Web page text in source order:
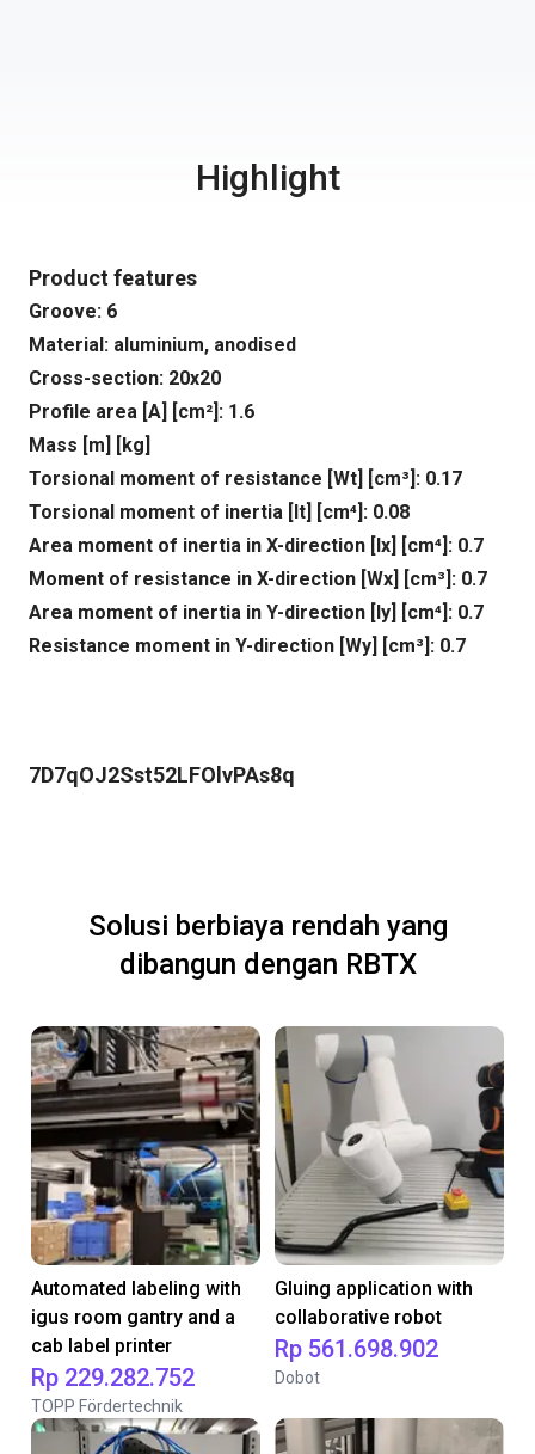
Highlight
Product features
Groove: 6
Material: aluminium, anodised
Cross-section: 20x20
Profile area [A] [cm²]: 1.6
Mass [m] [kg]
Torsional moment of resistance [Wt] [cm³]: 0.17
Torsional moment of inertia [It] [cm⁴]: 0.08
Area moment of inertia in X-direction [lx] [cm⁴]: 0.7
Moment of resistance in X-direction [Wx] [cm³]: 0.7
Area moment of inertia in Y-direction [ly] [cm⁴]: 0.7
Resistance moment in Y-direction [Wy] [cm³]: 0.7
7D7qOJ2Sst52LFOlvPAs8q
Solusi berbiaya rendah yang
dibangun dengan RBTX
Automated labeling with
igus room gantry and a
cab label printer
Rp 229.282.752
TOPP Fördertechnik
Gluing application with
collaborative robot
Rp 561.698.902
Dobot